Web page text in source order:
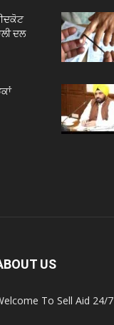
ਦਲ
US
To Sell Aid 24/7